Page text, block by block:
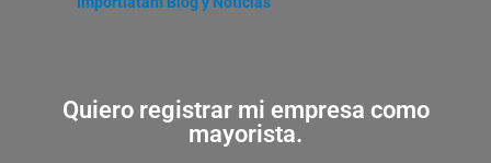
Quiero registrar mi empresa como
mayorista.